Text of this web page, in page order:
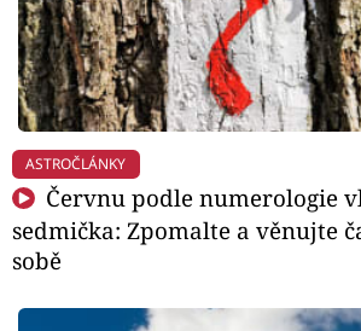
ASTROČLÁNKY
Červnu podle numerologie
sedmička: Zpomalte a věnujte
sobě